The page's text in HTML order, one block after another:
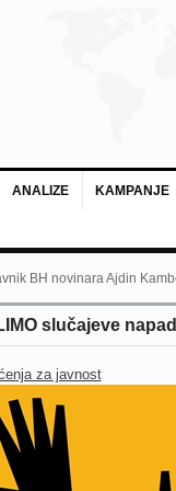
ANALIZE KAMPANJE
Barbara Matejčić
slučajeve
za javnost